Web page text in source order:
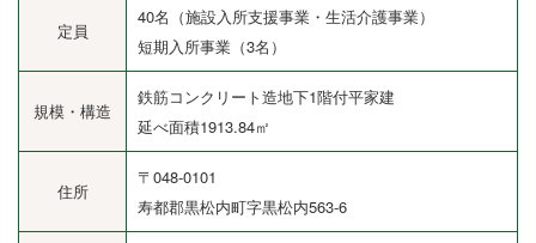
定員
40名（施設入所支援事業・生活介護事業）
短期入所事業（3名）
規模・構造
鉄筋コンクリート造地下1階付平家建
延べ面積1913.84㎡
住所
〒048-0101
寿都郡黒松内町字黒松内563-6